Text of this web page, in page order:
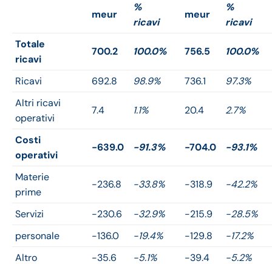
meur
%
ricavi
meur
%
ricavi
Totale
ricavi
700.2 100.0% 756.5 100.0%
Ricavi 692.8 98.9% 736.1
97.3%
Altri ricavi
operativi
7.4 1.1% 20.4 2.7%
Costi
operativi
-639.0 -91.3% -704.0 -93.1%
Materie
prime
-236.8 -33.8% -318.9 -42.2%
Servizi -230.6 -32.9% -215.9
-28.5%
personale
-136.0 -19.4% -129.8
-17.2%
Altro
-35.6 -5.1% -39.4 -5.2%